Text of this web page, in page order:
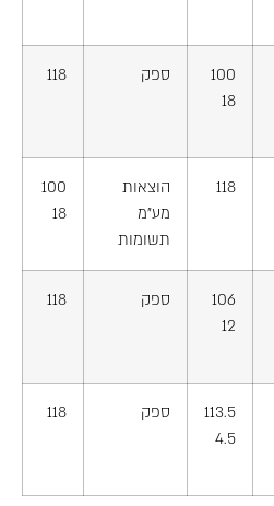
100
18
ספק 118
118
הוצאות
מע"מ
תשומות
100
18
106
12
ספק 118
113.5
4.5
ספק 118